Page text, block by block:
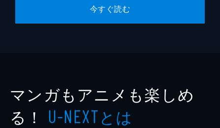
今すぐ読む
マンガもアニメも楽しめ
る！ U-NEXTとは